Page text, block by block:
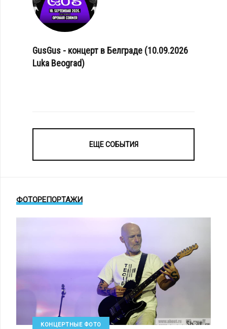
GusGus - концерт в Белграде (10.09.2026
Luka Beograd)
ЕЩЕ СОБЫТИЯ
ФОТОРЕПОРТАЖИ
КОНЦЕРТНЫЕ ФОТО